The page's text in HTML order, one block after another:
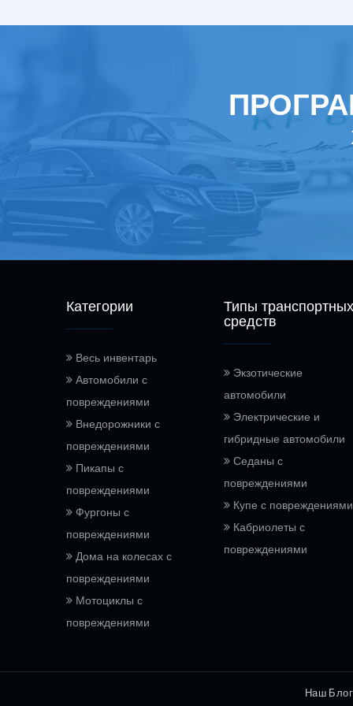
Категории
Весь инвентарь
Автомобили с
повреждениями
Внедорожники с
повреждениями
Пикапы с
повреждениями
Фургоны с
повреждениями
Дома на колесах с
повреждениями
Мотоциклы с
повреждениями
Типы транспортных
средств
Экзотические
автомобили
Электрические и
гибридные автомобили
Седаны с
повреждениями
Купе с повреждениями
Кабриолеты с
повреждениями
Наш Блог